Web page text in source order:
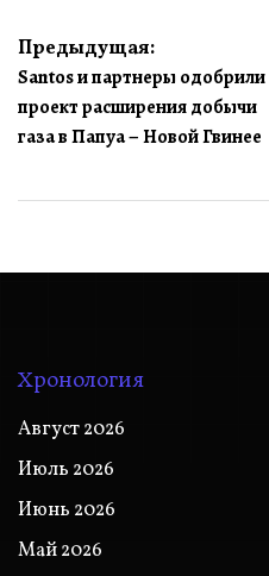
Навигация
по
записям
Предыдущая:
Santos и партнеры одобрили
проект расширения добычи
газа в Папуа – Новой Гвинее
Хронология
Август 2026
Июль 2026
Июнь 2026
Май 2026